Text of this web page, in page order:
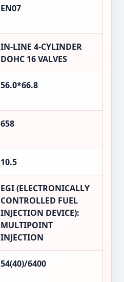
EN07
IN-LINE 4-CYLINDER
DOHC 16 VALVES
56.0*66.8
658
10.5
EGI (ELECTRONICALLY
CONTROLLED FUEL
INJECTION DEVICE):
MULTIPOINT
INJECTION
54(40)/6400